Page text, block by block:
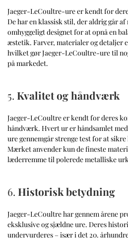
Jaeger-LeCoultre-ure er kendt for
De har en klassisk stil, der aldrig går
omhyggeligt designet for at opnå en
æstetik. Farver, materialer og detaljer
hvilket gør Jaeger-LeCoultre-ure til
på markedet.
5. Kvalitet og håndværk
Jaeger-LeCoultre er kendt for deres
håndværk. Hvert ur er håndsamlet
ure gennemgår strenge test for at
Mærket anvender kun de fineste
læderremme til polerede metalliske
6. Historisk betydning
Jaeger-LeCoultre har gennem årene
eksklusive og sjældne ure. Deres
undervurderes – især i det 20.